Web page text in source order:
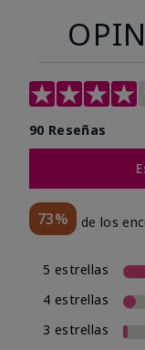
90 Reseñas
73% de los
5 estrellas
4 estrellas
3 estrellas